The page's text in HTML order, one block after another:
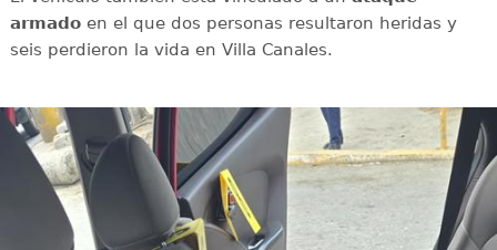
armado en el que dos personas resultaron heridas y
seis perdieron la vida en Villa Canales.